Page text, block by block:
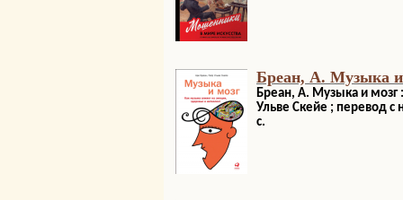
Бреан, А. Музыка и
Бреан, А. Музыка и мозг
Ульве Скейе ; перевод
с.